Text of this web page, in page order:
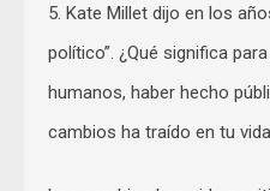
5. Kate Millet dijo en los
político”. ¿Qué significa
humanos, haber hecho
cambios ha traído en tu